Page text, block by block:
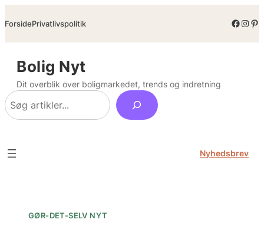
til
ForsidePrivatlivspolitik
Bolig Nyt
Dit overblik over boligmarkedet, trends og indretning
Søg
Nyhedsbrev
GØR-DET-SELV NYT